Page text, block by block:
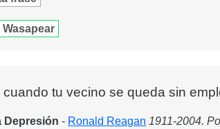
Wasapear
tu vecino se queda sin
Depresión - Ronald Reagan 1911-2004.